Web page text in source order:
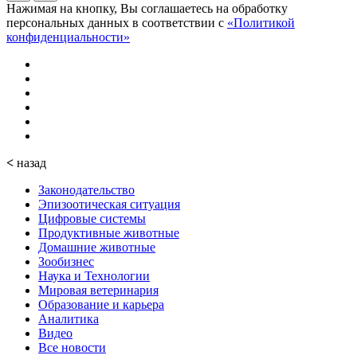
Нажимая на кнопку, Вы соглашаетесь на обработку
персональных данных в соответствии с «Политикой
конфиденциальности»
< назад
Законодательство
Эпизоотическая ситуация
Цифровые системы
Продуктивные животные
Домашние животные
Зообизнес
Наука и Технологии
Мировая ветеринария
Образование и карьера
Аналитика
Видео
Все новости